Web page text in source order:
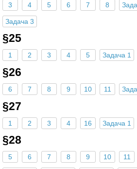
3 4 5 6 7 8
Задача 3
§25
1 2 3 4 5 Задача 1
§26
6 7 8 9 10 11
§27
1 2 3 4 16 Задача 1
§28
5 6 7 8 9 10 11